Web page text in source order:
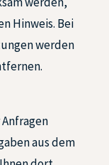
Hinweis. Bei
werden
aus dem